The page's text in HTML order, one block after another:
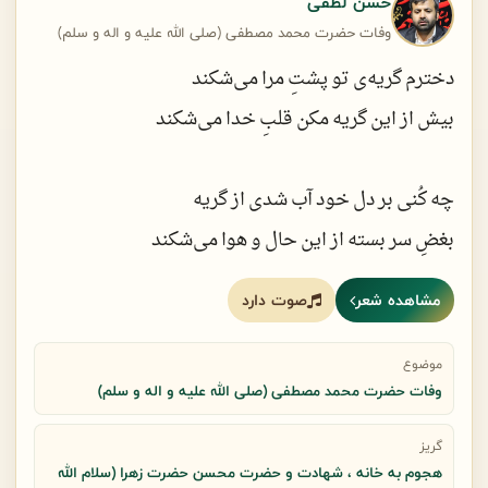
بعد ازنبی خدا نکند شعله پا شود
زهرا به کوچه ها سپر مرتضی شود
ضرب لگد به در بزند بهر تسلیت
ای وای اگر که محسن ششماهه جان دهد
ایکاش میخ در به تن او امان دهد
گرچه آرام زنی شانه تو بر موی حسین
گیسویش در کف اغیار به هم می ریزد
وفات حضرت محمد مصطفی (صلی الله علیه و اله و سلم)
دخترم گریه‌ی تو پشتِ مرا می‌شکند
بیش از این گریه مکن قلبِ خدا می‌شکند
چه کُنی بر دل خود آب شدی از گریه
بغضِ سر بسته از این حال و هوا می‌شکند
تا که نشکسته‌ای از غصه کمی راه برو
که قد و قامتِ تو زیرِ بلا می‌شکند
باز بوسیدم از این دست که زد شانه مرا
حیف یک روز کسی دستِ تو را می‌شکند
مشاهده شعر صوت دارد
موضوع
وفات حضرت محمد مصطفی (صلی الله علیه و اله و سلم)
گریز
هجوم به خانه ، شهادت و حضرت محسن حضرت زهرا (سلام الله